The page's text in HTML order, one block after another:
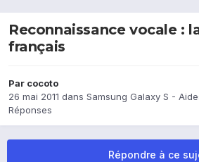
Reconnaissance vocale :
français
Par cocoto
26 mai 2011 dans Samsung Galaxy S -
Réponses
Répondre à ce